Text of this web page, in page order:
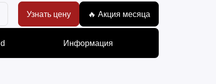
Узнать цену 🔥 Акция месяца
Информация